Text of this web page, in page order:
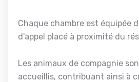
Chaque chambre est équipée
d'appel placé à proximité du
Les animaux de compagnie
accueillis, contribuant ainsi à